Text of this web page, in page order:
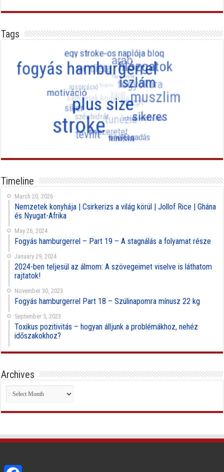
Tags
Timeline
March 20, 2026
Nemzetek konyhája | Csirkerizs a világ körül | Jollof Rice | Ghána
és Nyugat-Afrika
May 26, 2024
Fogyás hamburgerrel – Part 19 – A stagnálás a folyamat része
January 29, 2024
2024-ben teljesül az álmom: A szövegeimet viselve is láthatom
rajtatok!
November 30, 2023
Fogyás hamburgerrel Part 18 – Szülinapomra mínusz 22 kg
September 5, 2023
Toxikus pozitivitás – hogyan álljunk a problémákhoz, nehéz
időszakokhoz?
Archives
Archives